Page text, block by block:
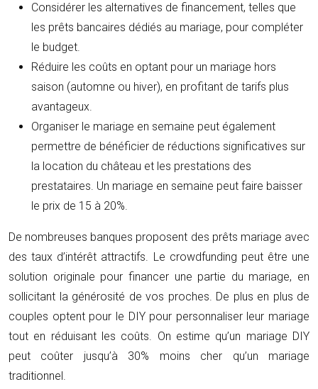
Considérer les alternatives de financement, telles que
les prêts bancaires dédiés au mariage, pour compléter
le budget.
Réduire les coûts en optant pour un mariage hors
saison (automne ou hiver), en profitant de tarifs plus
avantageux.
Organiser le mariage en semaine peut également
permettre de bénéficier de réductions significatives sur
la location du château et les prestations des
prestataires. Un mariage en semaine peut faire baisser
le prix de 15 à 20%.
De nombreuses banques proposent des prêts mariage avec
des taux d’intérêt attractifs. Le crowdfunding peut être une
solution originale pour financer une partie du mariage, en
sollicitant la générosité de vos proches. De plus en plus de
couples optent pour le DIY pour personnaliser leur mariage
tout en réduisant les coûts. On estime qu’un mariage DIY
peut coûter jusqu’à 30% moins cher qu’un mariage
traditionnel.